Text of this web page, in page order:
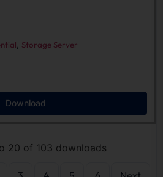
Storage Server
Download
20 of 103 downloads